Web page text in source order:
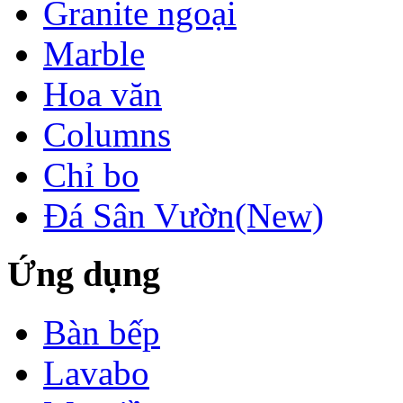
Granite ngoại
Marble
Hoa văn
Columns
Chỉ bo
Đá Sân Vườn(New)
Ứng dụng
Bàn bếp
Lavabo
LÀM CẦU THANG
GRANITE
Làm cầu thang
bằng đá cần chú ý
những nguyên tắc
Khách sạn Thanh
Bình